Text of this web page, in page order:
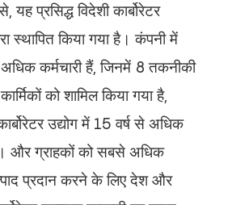
प्रसिद्ध विदेशी कार्बोरेटर
स्थापित किया गया है। कंपनी में
कर्मचारी हैं, जिनमें 8 तकनीकी
को शामिल किया गया है,
उद्योग में 15 वर्ष से अधिक
और ग्राहकों को सबसे अधिक
प्रदान करने के लिए देश और